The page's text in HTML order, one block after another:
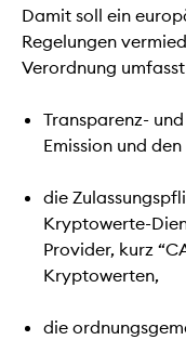
Damit soll ein
Regelungen
Verordnung
Transparenz-
Emission und
die
Kryptowerte-
Provider, kurz
Kryptowerten,
die